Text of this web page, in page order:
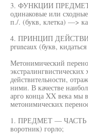
3. ФУНКЦИИ
одинаковые или
п./. (букв, клетка) —>
4. ПРИНЦИП
pruneaux (букв,
Метонимический
экстралингвистических
действительности,
ними. В качестве
арго конца XX века мы
метонимических
1. ПРЕДМЕТ — ЧАСТЬ
воротник) горло;